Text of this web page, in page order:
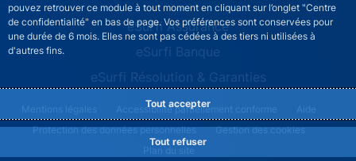
pouvez retrouver ce module à tout moment en cliquant sur l’onglet "Centre
de confidentialité" en bas de page. Vos préférences sont conservées pour
une durée de 6 mois. Elles ne sont pas cédées à des tiers ni utilisées à
d'autres fins.
Tout accepter
Tout refuser
ESURFI site navigationeSurfi Assurance
eSurfi Banque
eSurfi Résolution & Garanties
ESURFI footer legal notice menu
Mentions légales Accessibilité partiellement conforme
Aide
Protection des données personnelles
Gestion des cookies
Plan du site